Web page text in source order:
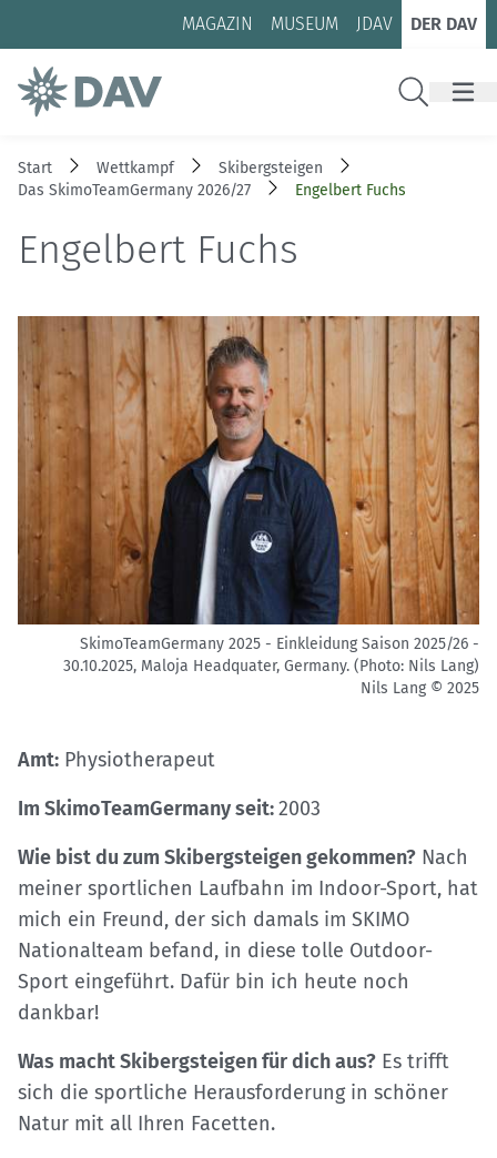
Zum Inhalt
Zur Footer-Navigation
MAGAZIN MUSEUM JDAV DER DAV
Start Wettkampf
Skibergsteigen
Das SkimoTeamGermany 2026/27
Engelbert Fuchs
Engelbert Fuchs
SkimoTeamGermany 2025 - Einkleidung Saison 2025/26 -
30.10.2025, Maloja Headquater, Germany. (Photo: Nils Lang)
Nils Lang © 2025
Amt: Physiotherapeut
Im SkimoTeamGermany seit:2003
Wie bist du zum Skibergsteigen gekommen? Nach
meiner sportlichen Laufbahn im Indoor-Sport, hat
mich ein Freund, der sich damals im SKIMO
Nationalteam befand, in diese tolle Outdoor-
Sport eingeführt. Dafür bin ich heute noch
dankbar!
Was macht Skibergsteigen für dich aus? Es trifft
sich die sportliche Herausforderung in schöner
Natur mit all Ihren Facetten.